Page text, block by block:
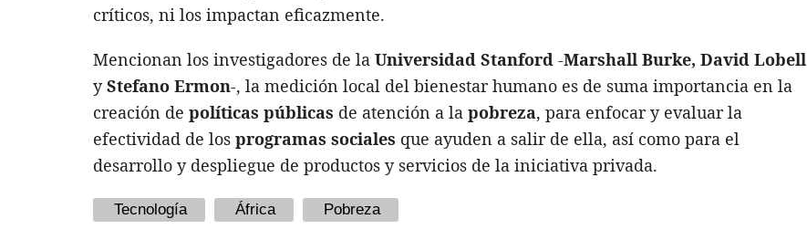
críticos, ni los impactan eficazmente.
Mencionan los investigadores de la Universidad Stanford -Marshall Burke, David Lobell
yStefano Ermon-, la medición local del bienestar humano es de suma importancia en la
creación de políticas públicas de atención a la pobreza, para enfocar y evaluar la
efectividad de los programas sociales que ayuden a salir de ella, así como para el
desarrollo y despliegue de productos y servicios de la iniciativa privada.
Tecnología África Pobreza